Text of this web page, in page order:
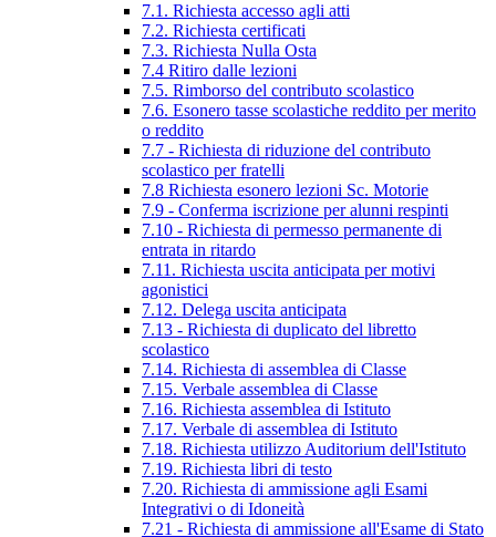
7.1. Richiesta accesso agli atti
7.2. Richiesta certificati
7.3. Richiesta Nulla Osta
7.4 Ritiro dalle lezioni
7.5. Rimborso del contributo scolastico
7.6. Esonero tasse scolastiche reddito per merito
o reddito
7.7 - Richiesta di riduzione del contributo
scolastico per fratelli
7.8 Richiesta esonero lezioni Sc. Motorie
7.9 - Conferma iscrizione per alunni respinti
7.10 - Richiesta di permesso permanente di
entrata in ritardo
7.11. Richiesta uscita anticipata per motivi
agonistici
7.12. Delega uscita anticipata
7.13 - Richiesta di duplicato del libretto
scolastico
7.14. Richiesta di assemblea di Classe
7.15. Verbale assemblea di Classe
7.16. Richiesta assemblea di Istituto
7.17. Verbale di assemblea di Istituto
7.18. Richiesta utilizzo Auditorium dell'Istituto
7.19. Richiesta libri di testo
7.20. Richiesta di ammissione agli Esami
Integrativi o di Idoneità
7.21 - Richiesta di ammissione all'Esame di Stato